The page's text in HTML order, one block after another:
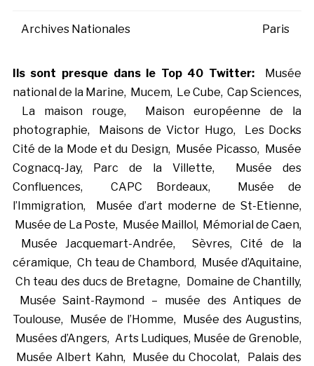
Archives Nationales Paris
Ils sont presque dans le Top 40 Twitter:Musée
national de la Marine, Mucem, Le Cube, Cap Sciences,
La maison rouge, Maison européenne de la
photographie, Maisons de Victor Hugo, Les Docks
Cité de la Mode et du Design, Musée Picasso, Musée
Cognacq-Jay, Parc de la Villette, Musée des
Confluences, CAPC Bordeaux, Musée de
l’Immigration, Musée d’art moderne de St-Etienne,
Musée de La Poste, Musée Maillol, Mémorial de Caen,
Musée Jacquemart-Andrée, Sèvres, Cité de la
céramique, Ch teau de Chambord, Musée d’Aquitaine,
Ch teau des ducs de Bretagne, Domaine de Chantilly,
Musée Saint-Raymond – musée des Antiques de
Toulouse, Musée de l’Homme, Musée des Augustins,
Musées d’Angers, Arts Ludiques, Musée de Grenoble,
Musée Albert Kahn, Musée du Chocolat, Palais des